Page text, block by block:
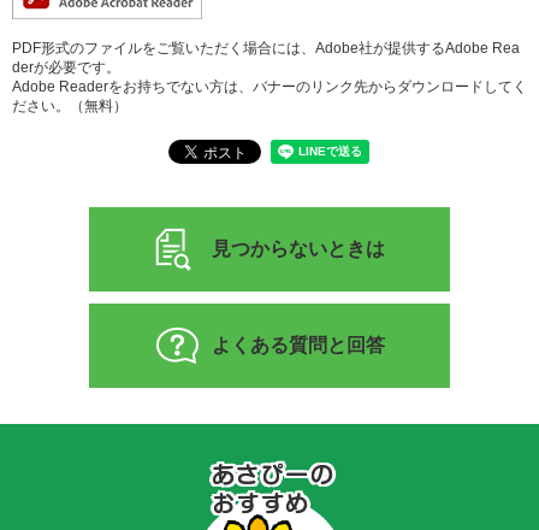
PDF形式のファイルをご覧いただく場合には、Adobe社が提供するAdobe Rea
derが必要です。
Adobe Readerをお持ちでない方は、バナーのリンク先からダウンロードしてく
ださい。（無料）
見つからないときは
よくある質問と回答